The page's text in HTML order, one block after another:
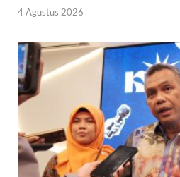
4 Agustus 2026